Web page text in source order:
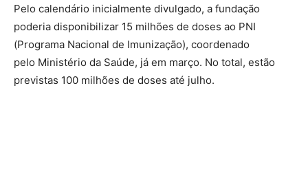
Pelo calendário inicialmente divulgado, a fundação
poderia disponibilizar 15 milhões de doses ao PNI
(Programa Nacional de Imunização), coordenado
pelo Ministério da Saúde, já em março. No total, estão
previstas 100 milhões de doses até julho.